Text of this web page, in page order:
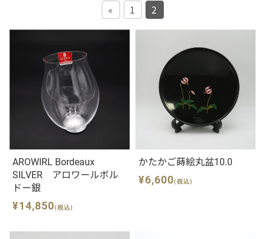
« 1 2
AROWIRL Bordeaux
SILVER アロワールボル
ドー銀
¥14,850(税込)
かたかご蒔絵丸盆10.0
¥6,600(税込)